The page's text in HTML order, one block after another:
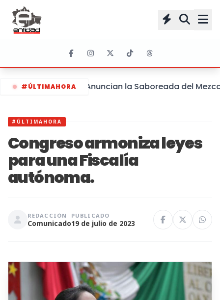
#ÚLTIMAHORA Anuncian la Saboreada del
#ÚLTIMAHORA
Congreso armoniza leyes
para una Fiscalía
autónoma.
REDACCIÓN
Comunicado
PUBLICADO
19 de julio de 2023